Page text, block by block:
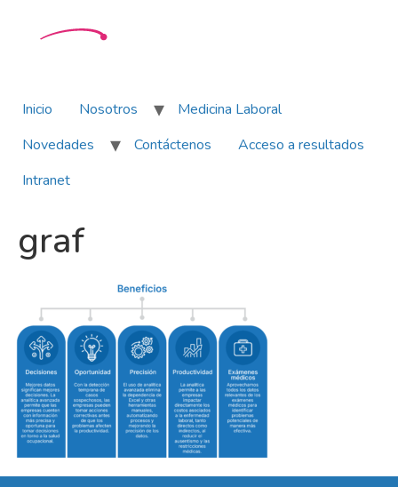
Inicio Nosotros
Medicina Laboral
Novedades
Contáctenos
Acceso a resultados
Intranet
graf